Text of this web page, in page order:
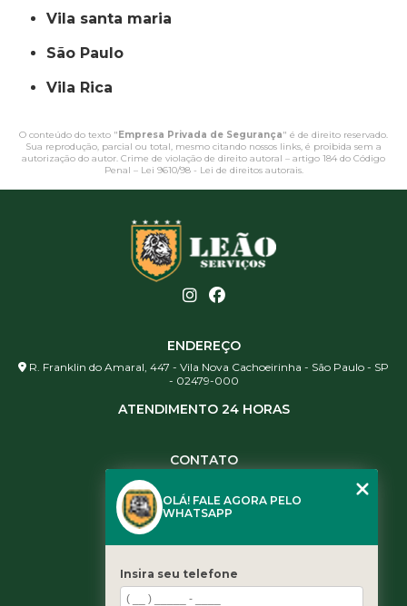
vila santa maria
São Paulo
Vila Rica
O conteúdo do texto "Empresa Privada de Segurança" é de direito reservado.
Sua reprodução, parcial ou total, mesmo citando nossos links, é proibida sem a
autorização do autor. Crime de violação de direito autoral – artigo 184 do Código
Penal – Lei 9610/98 - Lei de direitos autorais.
ENDEREÇO
R. Franklin do Amaral, 447 - Vila Nova Cachoeirinha - São Paulo - SP
- 02479-000
ATENDIMENTO 24 HORAS
CONTATO
(11) 3461-5871
contato@leaoservicos.com.br
OLÁ! FALE AGORA PELO
WHATSAPP
Insira seu telefone